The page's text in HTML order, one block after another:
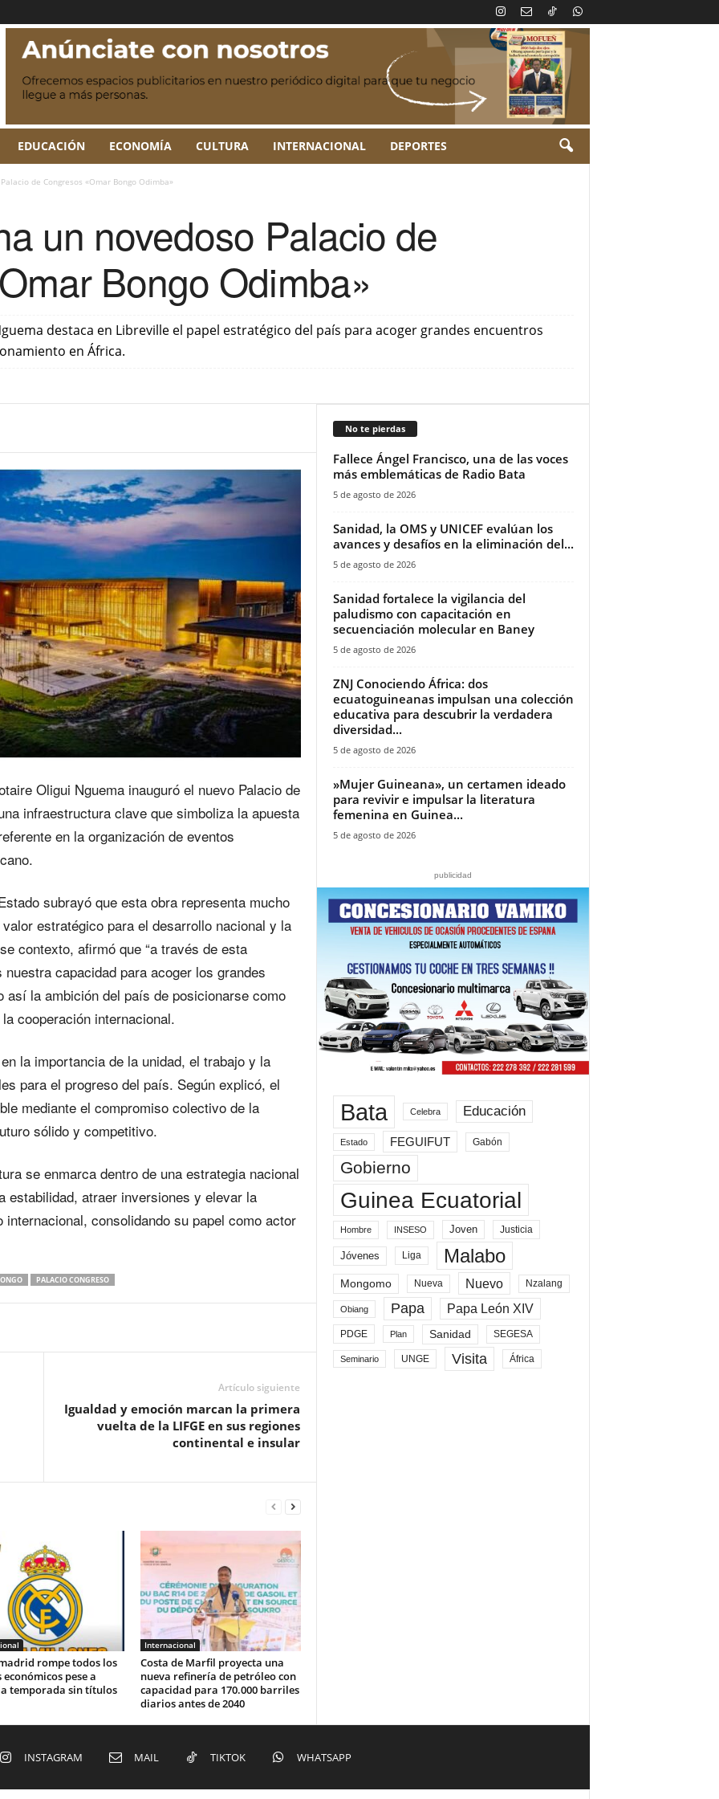
EDUCACIÓN ECONOMÍA CULTURA INTERNACIONAL DEPORTES
de Congresos «Omar Bongo Odimba»
un novedoso Palacio de
Bongo Odimba»
destaca en Libreville el papel estratégico del país para acoger grandes encuentros
en África.
Oligui Nguema inauguró el nuevo Palacio de
infraestructura clave que simboliza la apuesta
en la organización de eventos
subrayó que esta obra representa mucho
estratégico para el desarrollo nacional y la
contexto, afirmó que “a través de esta
capacidad para acoger los grandes
así la ambición del país de posicionarse como
cooperación internacional.
la importancia de la unidad, el trabajo y la
para el progreso del país. Según explicó, el
mediante el compromiso colectivo de la
sólido y competitivo.
se enmarca dentro de una estrategia nacional
estabilidad, atraer inversiones y elevar la
consolidando su papel como actor
PALACIO CONGRESO
Artículo siguiente
Igualdad y emoción marcan la primera
vuelta de la LIFGE en sus regiones
continental e insular
rompe todos los
económicos pese a
temporada sin títulos
Internacional
Costa de Marfil proyecta una
nueva refinería de petróleo con
capacidad para 170.000 barriles
diarios antes de 2040
No te pierdas
Fallece Ángel Francisco, una de las voces
más emblemáticas de Radio Bata
5 de agosto de 2026
Sanidad, la OMS y UNICEF evalúan los
avances y desafíos en la eliminación del...
5 de agosto de 2026
Sanidad fortalece la vigilancia del
paludismo con capacitación en
secuenciación molecular en Baney
5 de agosto de 2026
ZNJ Conociendo África: dos
ecuatoguineanas impulsan una colección
educativa para descubrir la verdadera
diversidad...
5 de agosto de 2026
‎»Mujer Guineana», un certamen ideado
para revivir e impulsar la literatura
femenina en Guinea...
5 de agosto de 2026
publicidad
Bata Celebra Educación
Estado FEGUIFUT Gabón
Gobierno
Guinea Ecuatorial
Hombre INSESO Joven Justicia
Jóvenes Liga Malabo
Mongomo Nueva Nuevo Nzalang
Obiang Papa Papa León XIV
PDGE Plan Sanidad SEGESA
Seminario UNGE Visita África
INSTAGRAM MAIL TIKTOK WHATSAPP